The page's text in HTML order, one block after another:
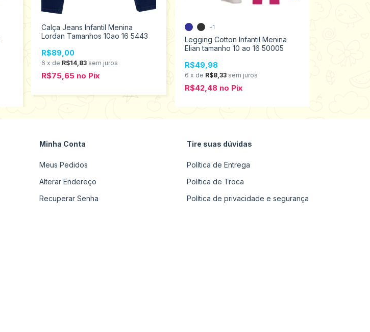
Calça Jeans Infantil Menina
Lordan Tamanhos 10ao 16 5443
R$89,00
6 x de R$14,83 sem juros
R$75,65 no Pix
Legging Cotton Infantil Menina
Elian tamanho 10 ao 16 50005
R$49,98
6 x de R$8,33 sem juros
R$42,48 no Pix
+1
Minha Conta
Meus Pedidos
Alterar Endereço
Recuperar Senha
Tire suas dúvidas
Política de Entrega
Política de Troca
Política de privacidade e segurança